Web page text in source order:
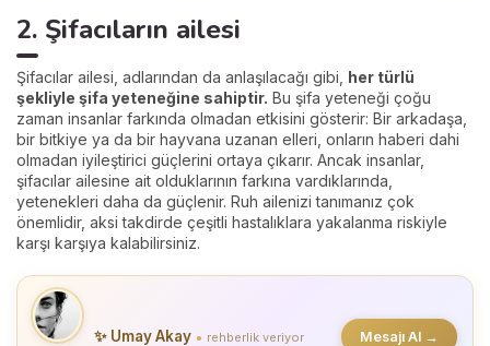
2. Şifacıların ailesi
Şifacılar ailesi, adlarından da anlaşılacağı gibi, her türlü
şekliyle şifa yeteneğine sahiptir. Bu şifa yeteneği çoğu
zaman insanlar farkında olmadan etkisini gösterir: Bir arkadaşa,
bir bitkiye ya da bir hayvana uzanan elleri, onların haberi dahi
olmadan iyileştirici güçlerini ortaya çıkarır. Ancak insanlar,
şifacılar ailesine ait olduklarının farkına vardıklarında,
yetenekleri daha da güçlenir. Ruh ailenizi tanımanız çok
önemlidir, aksi takdirde çeşitli hastalıklara yakalanma riskiyle
karşı karşıya kalabilirsiniz.
✨ Umay Akay ● rehberlik veriyor Mesajı Al →